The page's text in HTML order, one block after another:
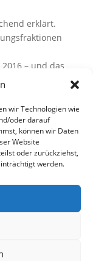
wir Technologien wie
oder darauf
können wir Daten
Website
oder zurückziehst,
werden.
erklärt.
– und das
taktische
Thema